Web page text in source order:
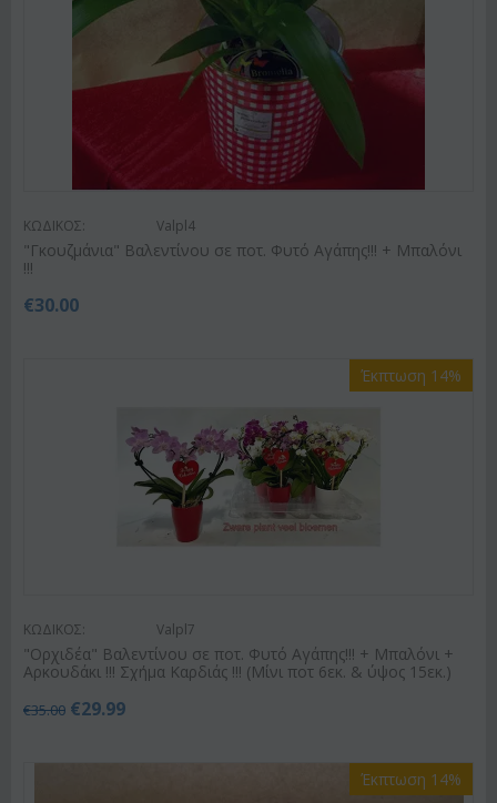
ΚΩΔΙΚΟΣ: Valpl4
"Γκουζμάνια" Βαλεντίνου σε ποτ. Φυτό Αγάπης!!! + Μπαλόνι
!!!
€30.00
Έκπτωση 14%
ΚΩΔΙΚΟΣ: Valpl7
"Ορχιδέα" Βαλεντίνου σε ποτ. Φυτό Αγάπης!!! + Μπαλόνι +
Αρκουδάκι !!! Σχήμα Καρδιάς !!! (Μίνι ποτ 6εκ. & ύψος 15εκ.)
€35.00 €29.99
Έκπτωση 14%